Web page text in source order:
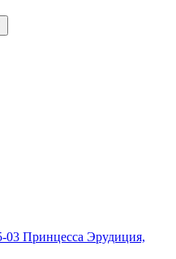
03 Принцесса Эрудиция,